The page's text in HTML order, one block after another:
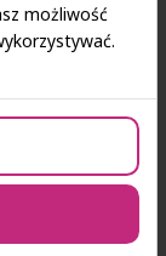
możliwość